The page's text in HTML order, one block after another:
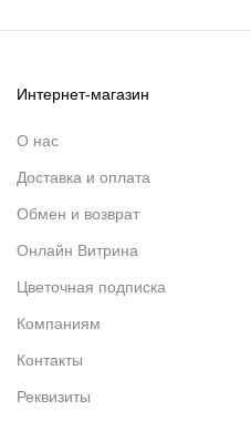
Интернет-магазин
О нас
Доставка и оплата
Обмен и возврат
Онлайн Витрина
Цветочная подписка
Компаниям
Контакты
Реквизиты